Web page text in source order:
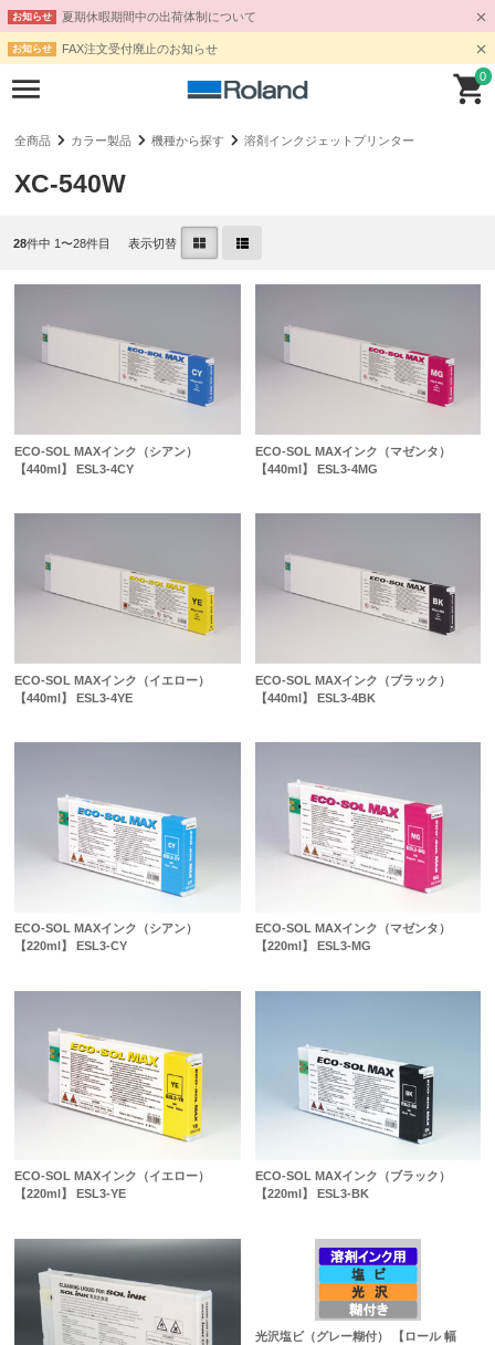
お知らせ 夏期休暇期間中の出荷体制について
お知らせ FAX注文受付廃止のお知らせ
0
全商品 カラー製品 機種から探す 溶剤インクジェットプリンター
XC-540W
28件中 1〜28件目 表示切替
ECO-SOL MAXインク（シアン）
【440ml】 ESL3-4CY
ECO-SOL MAXインク（マゼンタ）
【440ml】 ESL3-4MG
ECO-SOL MAXインク（イエロー）
【440ml】 ESL3-4YE
ECO-SOL MAXインク（ブラック）
【440ml】 ESL3-4BK
ECO-SOL MAXインク（シアン）
【220ml】 ESL3-CY
ECO-SOL MAXインク（マゼンタ）
【220ml】 ESL3-MG
ECO-SOL MAXインク（イエロー）
【220ml】 ESL3-YE
ECO-SOL MAXインク（ブラック）
【220ml】 ESL3-BK
光沢塩ビ（グレー糊付） 【ロール 幅